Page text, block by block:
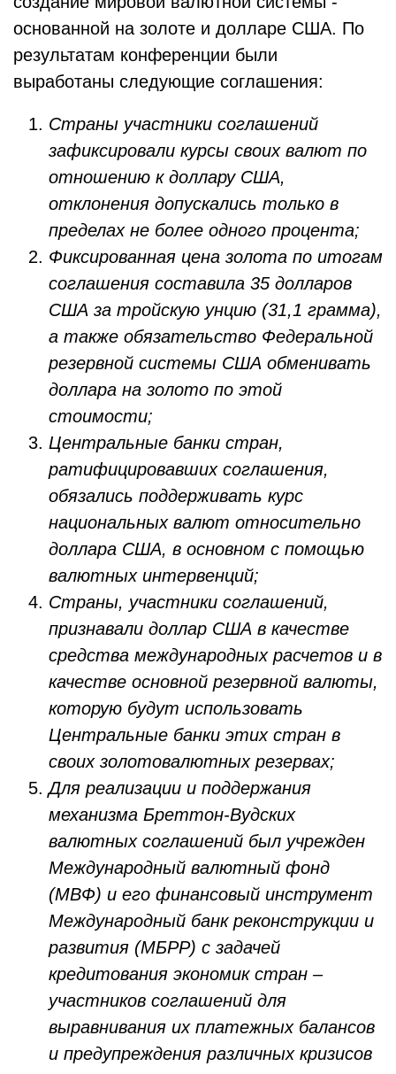
основанной на золоте и долларе США. По
результатам конференции были
выработаны следующие соглашения:
Страны участники соглашений
зафиксировали курсы своих валют по
отношению к доллару США,
отклонения допускались только в
пределах не более одного процента;
Фиксированная цена золота по итогам
соглашения составила 35 долларов
США за тройскую унцию (31,1 грамма),
а также обязательство Федеральной
резервной системы США обменивать
доллара на золото по этой
стоимости;
Центральные банки стран,
ратифицировавших соглашения,
обязались поддерживать курс
национальных валют относительно
доллара США, в основном с помощью
валютных интервенций;
Страны, участники соглашений,
признавали доллар США в качестве
средства международных расчетов и в
качестве основной резервной валюты,
которую будут использовать
Центральные банки этих стран в
своих золотовалютных резервах;
Для реализации и поддержания
механизма Бреттон-Вудских
валютных соглашений был учрежден
Международный валютный фонд
(МВФ) и его финансовый инструмент
Международный банк реконструкции и
развития (МБРР) с задачей
кредитования экономик стран –
участников соглашений для
выравнивания их платежных балансов
и предупреждения различных кризисов